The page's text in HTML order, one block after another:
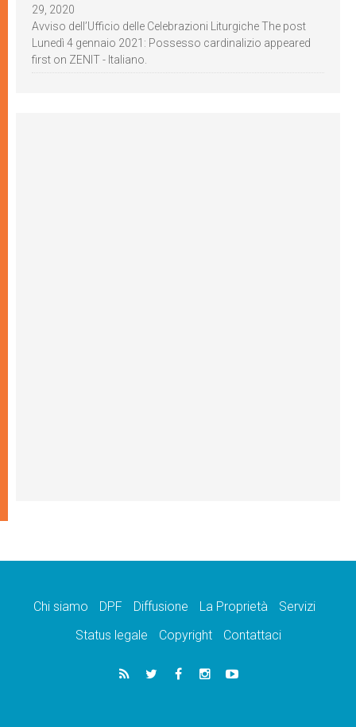
29, 2020
Avviso dell’Ufficio delle Celebrazioni Liturgiche The post
Lunedì 4 gennaio 2021: Possesso cardinalizio appeared
first on ZENIT - Italiano.
Chi siamo DPF Diffusione La Proprietà
Servizi
Status legale
Copyright Contattaci